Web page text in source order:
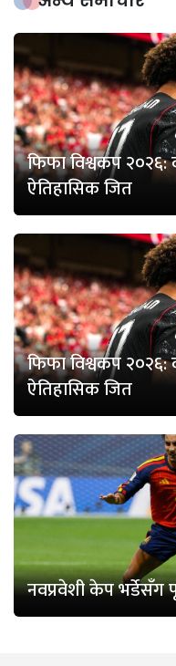
फिफा विश्वकप
ऐतिहासिक जित
फिफा विश्वकप
ऐतिहासिक जित
नवप्रवेशी केप भर्डेसँग